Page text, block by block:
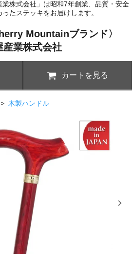
株式会社」は昭和7年創業、品質・安全
たステッキをお届けします。
Mountainブランド〉
産業株式会社
カートを見る
> 木製ハンドル